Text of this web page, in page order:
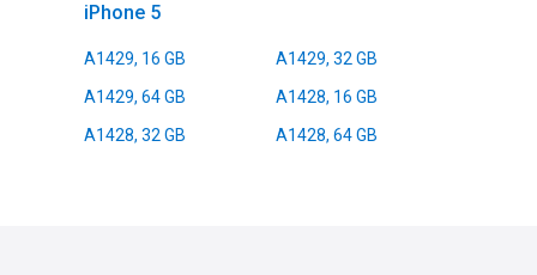
iPhone 5
A1429, 16 GB
A1429, 32 GB
A1429, 64 GB
A1428, 16 GB
A1428, 32 GB
A1428, 64 GB